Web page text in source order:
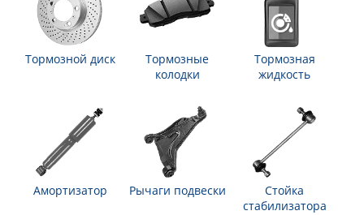
Тормозной диск
Тормозные
колодки
Тормозная
жидкость
Амортизатор Рычаги подвески
Стойка
стабилизатора